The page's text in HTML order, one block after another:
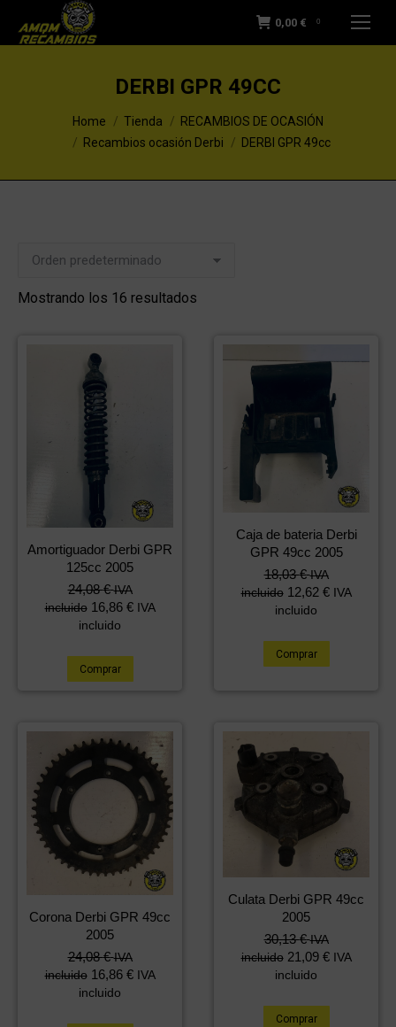
0,00 € 0
DERBI GPR 49CC
You are here:Home Tienda
RECAMBIOS DE OCASIÓN
Recambios ocasión Derbi
DERBI GPR 49cc
Mostrando los 16 resultados
Amortiguador Derbi GPR
125cc 2005
24,08€ IVA
incluido 16,86 € IVA
incluido
Comprar
Caja de bateria Derbi
GPR 49cc 2005
18,03€ IVA
incluido 12,62 € IVA
incluido
Comprar
Corona Derbi GPR 49cc
2005
24,08€ IVA
incluido 16,86 € IVA
incluido
Culata Derbi GPR 49cc
2005
30,13€ IVA
incluido 21,09 € IVA
incluido
Comprar